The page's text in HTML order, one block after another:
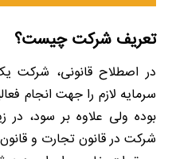
تعریف شرکت چیست؟
در اصطلاح قانونی، شرکت
سرمایه لازم را جهت انجام
بوده ولی علاوه بر سود،
شرکت در قانون تجارت و